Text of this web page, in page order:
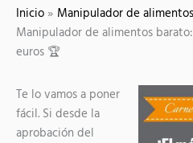
Inicio
Manipulador de alimentos
Manipulador de alimentos
euros 🏆
Te lo vamos a poner
fácil. Si desde la
aprobación del